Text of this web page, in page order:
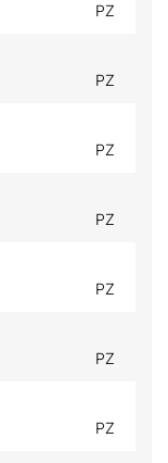
PZ
PZ
PZ
PZ
PZ
PZ
PZ